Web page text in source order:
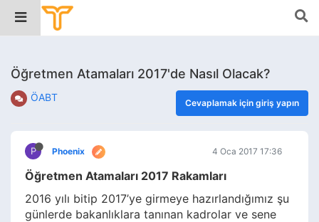
Öğretmen Atamaları 2017'de Nasıl Olacak?
ÖABT Cevaplamak için giriş yapın
P Phoenix 4 Oca 2017 17:36
Öğretmen Atamaları 2017 Rakamları
2016 yılı bitip 2017’ye girmeye hazırlandığımız şu
günlerde bakanlıklara tanınan kadrolar ve sene